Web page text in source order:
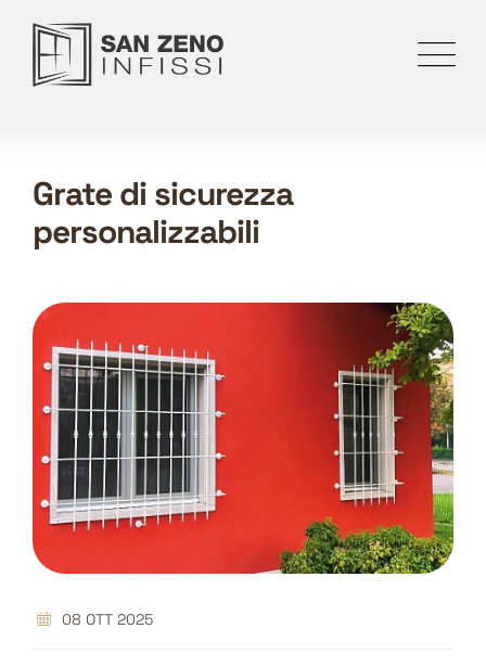
Grate di sicurezza
personalizzabili
08 OTT 2025